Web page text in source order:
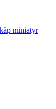
miniatyr